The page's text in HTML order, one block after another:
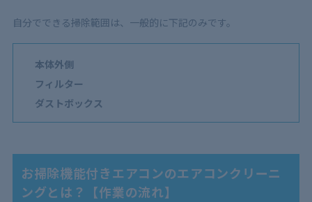
自分でできる掃除範囲は、一般的に下記のみです。
本体外側
フィルター
ダストボックス
お掃除機能付きエアコンのエアコンクリーニ
ングとは？【作業の流れ】